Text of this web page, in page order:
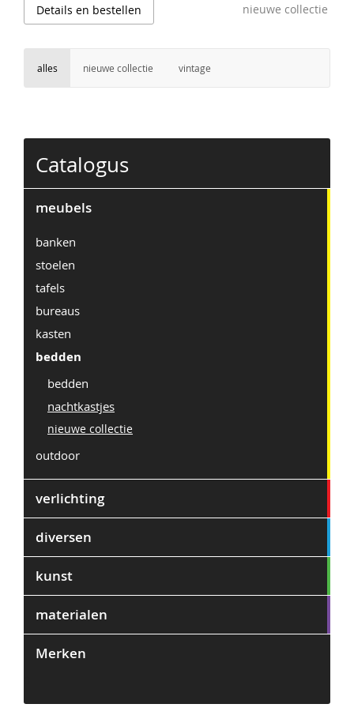
Details en bestellen nieuwe collectie
alles nieuwe collectie vintage
Catalogus
meubels
banken
stoelen
tafels
bureaus
kasten
bedden
bedden
nachtkastjes
nieuwe collectie
outdoor
verlichting
diversen
kunst
materialen
Merken